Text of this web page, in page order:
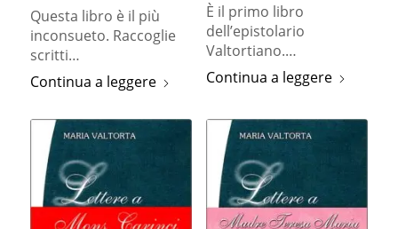
Questa libro è il più
inconsueto. Raccoglie
scritti…
Continua a leggere
È il primo libro
dell’epistolario
Valtortiano.…
Continua a leggere